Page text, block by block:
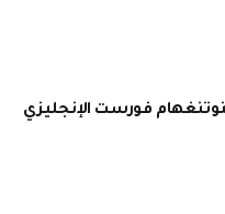
فورست الإنجليزي